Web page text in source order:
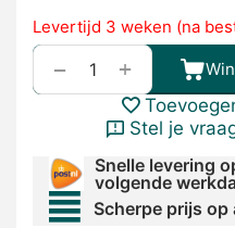
Levertijd 3 weken (na
+
−
Stel je
Snelle levering
volgende
Scherpe prijs op